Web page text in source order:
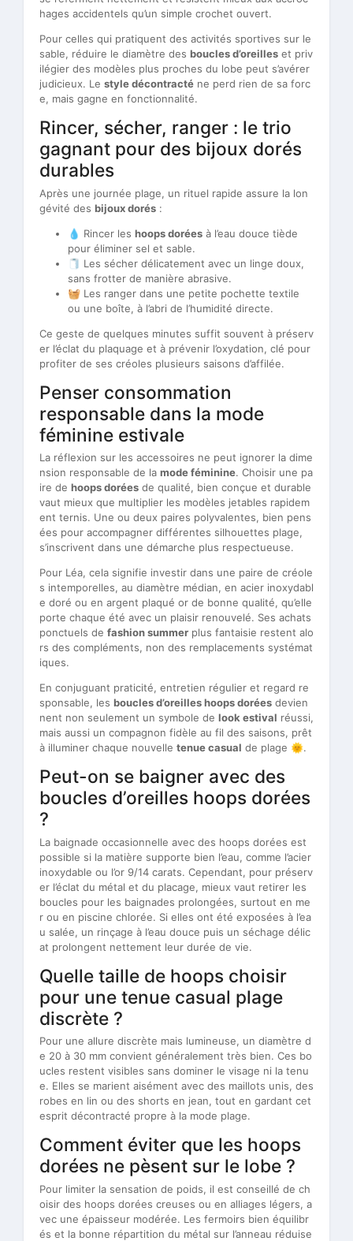
hages accidentels qu’un simple crochet ouvert.
Pour celles qui pratiquent des activités sportives sur le
sable, réduire le diamètre des boucles d’oreilles et priv
ilégier des modèles plus proches du lobe peut s’avérer
judicieux. Le style décontracté ne perd rien de sa forc
e, mais gagne en fonctionnalité.
Rincer, sécher, ranger : le trio
gagnant pour des bijoux dorés
durables
Après une journée plage, un rituel rapide assure la lon
gévité des bijoux dorés :
💧 Rincer les hoops dorées à l’eau douce tiède
pour éliminer sel et sable.
🧻 Les sécher délicatement avec un linge doux,
sans frotter de manière abrasive.
🧺 Les ranger dans une petite pochette textile
ou une boîte, à l’abri de l’humidité directe.
Ce geste de quelques minutes suffit souvent à préserv
er l’éclat du plaquage et à prévenir l’oxydation, clé pour
profiter de ses créoles plusieurs saisons d’affilée.
Penser consommation
responsable dans la mode
féminine estivale
La réflexion sur les accessoires ne peut ignorer la dime
nsion responsable de la mode féminine. Choisir une pa
ire de hoops dorées de qualité, bien conçue et durable
vaut mieux que multiplier les modèles jetables rapidem
ent ternis. Une ou deux paires polyvalentes, bien pens
ées pour accompagner différentes silhouettes plage,
s’inscrivent dans une démarche plus respectueuse.
Pour Léa, cela signifie investir dans une paire de créole
s intemporelles, au diamètre médian, en acier inoxydabl
e doré ou en argent plaqué or de bonne qualité, qu’elle
porte chaque été avec un plaisir renouvelé. Ses achats
ponctuels de fashion summer plus fantaisie restent alo
rs des compléments, non des remplacements systémat
iques.
En conjuguant praticité, entretien régulier et regard re
sponsable, les boucles d’oreilles hoops dorées devien
nent non seulement un symbole de look estival réussi,
mais aussi un compagnon fidèle au fil des saisons, prêt
à illuminer chaque nouvelle tenue casual de plage 🌞.
Peut-on se baigner avec des
boucles d’oreilles hoops dorées
?
La baignade occasionnelle avec des hoops dorées est
possible si la matière supporte bien l’eau, comme l’acier
inoxydable ou l’or 9/14 carats. Cependant, pour préserv
er l’éclat du métal et du placage, mieux vaut retirer les
boucles pour les baignades prolongées, surtout en me
r ou en piscine chlorée. Si elles ont été exposées à l’ea
u salée, un rinçage à l’eau douce puis un séchage délic
at prolongent nettement leur durée de vie.
Quelle taille de hoops choisir
pour une tenue casual plage
discrète ?
Pour une allure discrète mais lumineuse, un diamètre d
e 20 à 30 mm convient généralement très bien. Ces bo
ucles restent visibles sans dominer le visage ni la tenu
e. Elles se marient aisément avec des maillots unis, des
robes en lin ou des shorts en jean, tout en gardant cet
esprit décontracté propre à la mode plage.
Comment éviter que les hoops
dorées ne pèsent sur le lobe ?
Pour limiter la sensation de poids, il est conseillé de ch
oisir des hoops dorées creuses ou en alliages légers, a
vec une épaisseur modérée. Les fermoirs bien équilibr
és et la bonne répartition du métal sur l’anneau réduise